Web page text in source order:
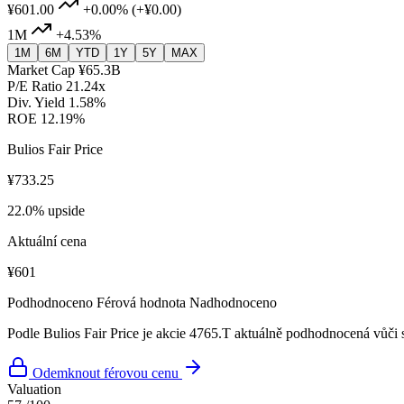
¥601.00 +0.00% (+¥0.00)
1M
+4.53%
1M 6M YTD 1Y 5Y MAX
Market Cap ¥65.3B
P/E Ratio 21.24x
Div. Yield 1.58%
ROE 12.19%
Bulios Fair Price
¥733.25
22.0% upside
Aktuální cena
¥601
Podhodnoceno Férová hodnota Nadhodnoceno
Podle Bulios Fair Price je akcie 4765.T aktuálně podhodnocená vůči
Odemknout férovou cenu
Valuation